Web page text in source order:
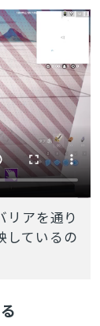
リアを通り
しているの